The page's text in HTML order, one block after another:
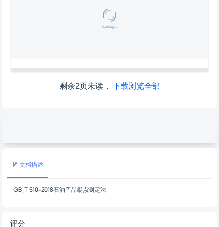
剩余2页未读， 下载浏览全部
文档描述
GB_T 510-2018石油产品凝点测定法
评分